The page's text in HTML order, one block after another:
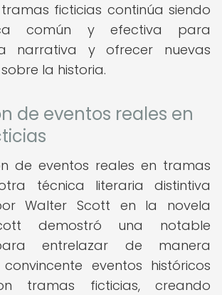
ficticias continúa siendo
común y efectiva para
narrativa y ofrecer nuevas
la historia.
de eventos reales en
de eventos reales en tramas
técnica literaria distintiva
Walter Scott en la novela
demostró una notable
entrelazar de manera
eventos históricos
tramas ficticias, creando